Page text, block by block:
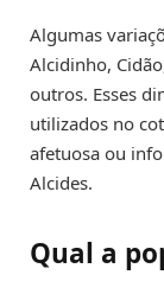
Algumas
Alcidinho,
outros. Esses
utilizados no
afetuosa ou
Alcides.
Qual a